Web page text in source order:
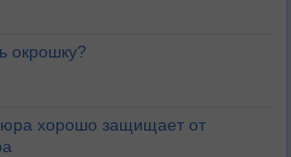
окрошку?
хорошо защищает от